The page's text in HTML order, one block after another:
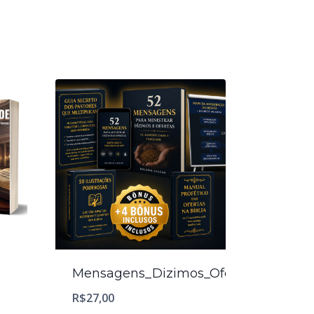
Mensagens_Dizimos_Ofertas
R$27,00